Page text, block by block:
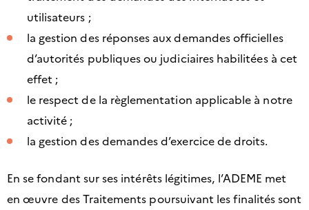
utilisateurs ;
la gestion des réponses aux demandes officielles
d’autorités publiques ou judiciaires habilitées à cet
effet ;
le respect de la règlementation applicable à notre
activité ;
la gestion des demandes d’exercice de droits.
En se fondant sur ses intérêts légitimes, l’ADEME met
en œuvre des Traitements poursuivant les finalités sont